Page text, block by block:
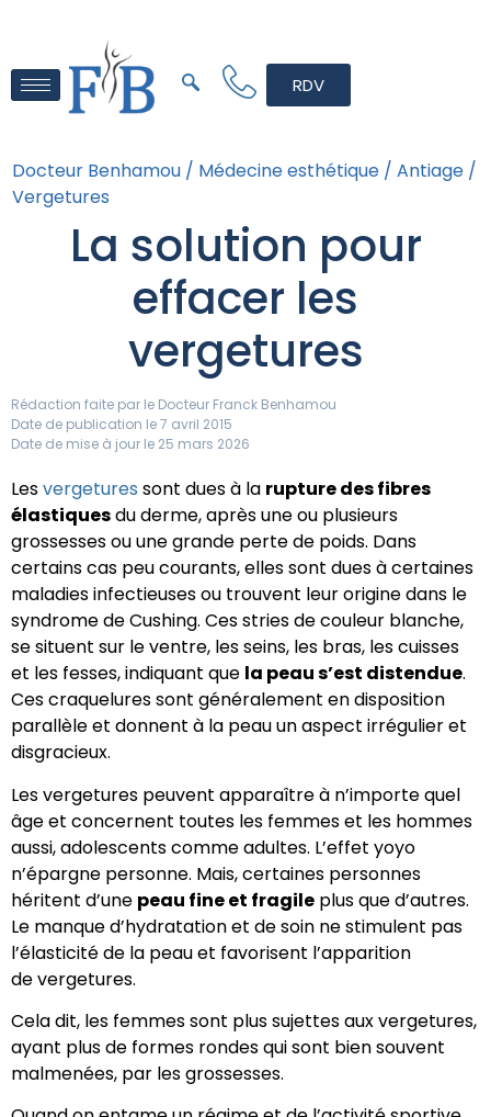
RDV
Docteur Benhamou / Médecine esthétique / Antiage /
Vergetures
La solution pour
effacer les
vergetures
Rédaction faite par le Docteur Franck Benhamou
Date de publication le 7 avril 2015
Date de mise à jour le 25 mars 2026
Lesvergetures sont dues à la rupture des fibres
élastiquesdu derme, après une ou plusieurs
grossesses ou une grande perte de poids. Dans
certains cas peu courants, elles sont dues à certaines
maladies infectieuses ou trouvent leur origine dans le
syndrome de Cushing. Ces stries de couleur blanche,
se situent sur le ventre, les seins, les bras, les cuisses
et les fesses, indiquant que la peau s’est distendue.
Ces craquelures sont généralement en disposition
parallèle et donnent à la peau un aspect irrégulier et
disgracieux.
Les vergetures peuvent apparaître à n’importe quel
âge et concernent toutes les femmes et les hommes
aussi, adolescents comme adultes. L’effet yoyo
n’épargne personne. Mais, certaines personnes
héritent d’une peau fine et fragile plus que d’autres.
Le manque d’hydratation et de soin ne stimulent pas
l’élasticité de la peau et favorisent l’apparition
de vergetures.
Cela dit, les femmes sont plus sujettes aux vergetures,
ayant plus de formes rondes qui sont bien souvent
malmenées, par les grossesses.